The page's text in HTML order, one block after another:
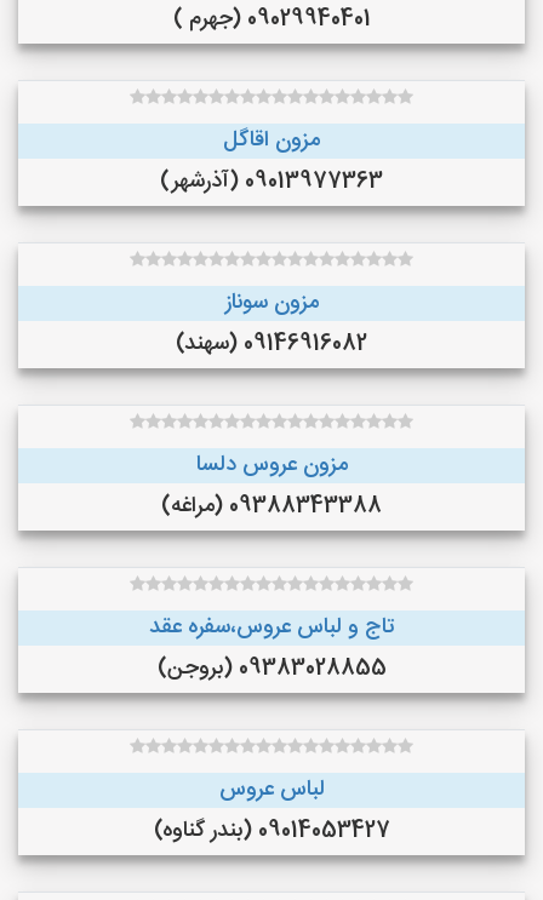
09029940401 (جهرم )
مزون اقاگل
09013977363 (آذرشهر)
مزون سوناز
09146916082 (سهند)
مزون عروس دلسا
09388343388 (مراغه)
تاج و لباس عروس،سفره عقد
09383028855 (بروجن)
لباس عروس
09014053427 (بندر گناوه)